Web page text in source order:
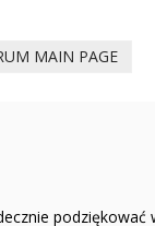
MAIN PAGE